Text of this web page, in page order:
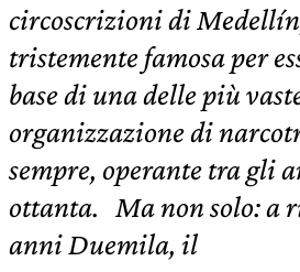
circoscrizioni di
tristemente famosa per
base di una delle più
organizzazione di
sempre, operante tra gli
ottanta. Ma non solo: a
anni Duemila, il